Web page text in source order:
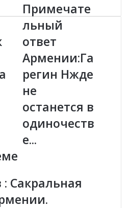
П
р
и
м
е
ч
т
е
ь
н
й
е
т
Примечате
льный
ответ
Армении:Га
регин Нжде
не
останется в
одиночеств
е...
Сакральная